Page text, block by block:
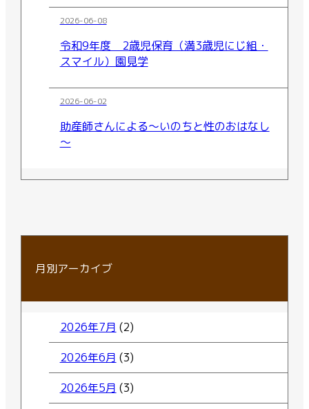
2026-06-08
令和9年度 2歳児保育（満3歳児にじ組・
スマイル）園見学
2026-06-02
助産師さんによる～いのちと性のおはなし
～
月別アーカイブ
2026年7月 (2)
2026年6月 (3)
2026年5月 (3)